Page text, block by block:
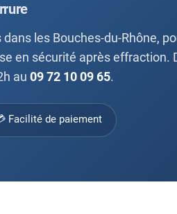
les Bouches-du-Rhône,
en sécurité après effraction.
au 09 72 10 09 65.
Facilité de paiement